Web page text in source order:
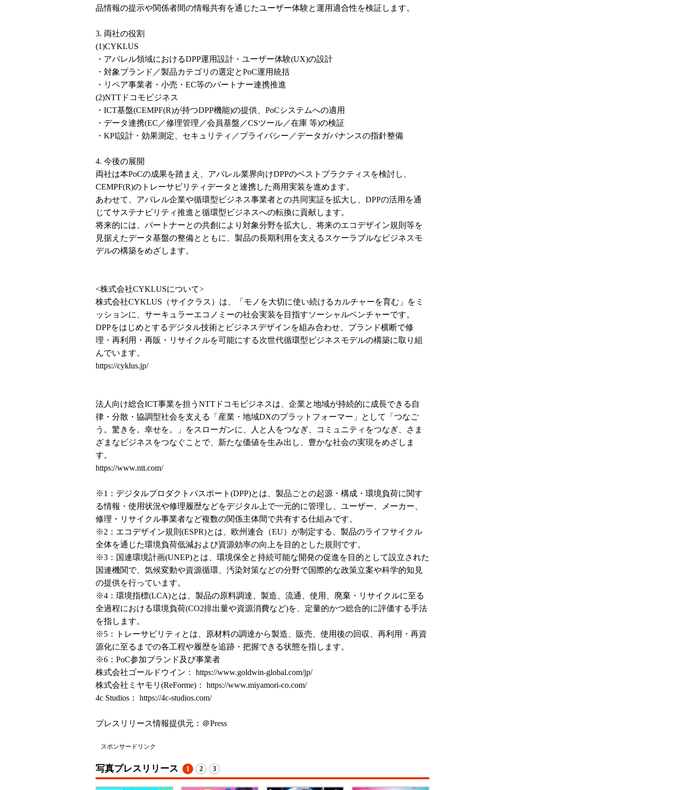
品情報の提示や関係者間の情報共有を通じたユーザー体験と運用適合性を検証します。
3. 両社の役割
(1)CYKLUS
・アパレル領域におけるDPP運用設計・ユーザー体験(UX)の設計
・対象ブランド／製品カテゴリの選定とPoC運用統括
・リペア事業者・小売・EC等のパートナー連携推進
(2)NTTドコモビジネス
・ICT基盤(CEMPF(R)が持つDPP機能)の提供、PoCシステムへの適用
・データ連携(EC／修理管理／会員基盤／CSツール／在庫 等)の検証
・KPI設計・効果測定、セキュリティ／プライバシー／データガバナンスの指針整備
4. 今後の展開
両社は本PoCの成果を踏まえ、アパレル業界向けDPPのベストプラクティスを検討し、
CEMPF(R)のトレーサビリティデータと連携した商用実装を進めます。
あわせて、アパレル企業や循環型ビジネス事業者との共同実証を拡大し、DPPの活用を通
じてサステナビリティ推進と循環型ビジネスへの転換に貢献します。
将来的には、パートナーとの共創により対象分野を拡大し、将来のエコデザイン規則等を
見据えたデータ基盤の整備とともに、製品の長期利用を支えるスケーラブルなビジネスモ
デルの構築をめざします。
<株式会社CYKLUSについて>
株式会社CYKLUS（サイクラス）は、「モノを大切に使い続けるカルチャーを育む」をミ
ッションに、サーキュラーエコノミーの社会実装を目指すソーシャルベンチャーです。
DPPをはじめとするデジタル技術とビジネスデザインを組み合わせ、ブランド横断で修
理・再利用・再販・リサイクルを可能にする次世代循環型ビジネスモデルの構築に取り組
んでいます。
https://cyklus.jp/
法人向け総合ICT事業を担うNTTドコモビジネスは、企業と地域が持続的に成長できる自
律・分散・協調型社会を支える「産業・地域DXのプラットフォーマー」として「つなご
う。驚きを。幸せを。」をスローガンに、人と人をつなぎ、コミュニティをつなぎ、さま
ざまなビジネスをつなぐことで、新たな価値を生み出し、豊かな社会の実現をめざしま
す。
https://www.ntt.com/
※1：デジタルプロダクトパスポート(DPP)とは、製品ごとの起源・構成・環境負荷に関す
る情報・使用状況や修理履歴などをデジタル上で一元的に管理し、ユーザー、メーカー、
修理・リサイクル事業者など複数の関係主体間で共有する仕組みです。
※2：エコデザイン規則(ESPR)とは、欧州連合（EU）が制定する、製品のライフサイクル
全体を通じた環境負荷低減および資源効率の向上を目的とした規則です。
※3：国連環境計画(UNEP)とは、環境保全と持続可能な開発の促進を目的として設立された
国連機関で、気候変動や資源循環、汚染対策などの分野で国際的な政策立案や科学的知見
の提供を行っています。
※4：環境指標(LCA)とは、製品の原料調達、製造、流通、使用、廃棄・リサイクルに至る
全過程における環境負荷(CO2排出量や資源消費など)を、定量的かつ総合的に評価する手法
を指します。
※5：トレーサビリティとは、原材料の調達から製造、販売、使用後の回収、再利用・再資
源化に至るまでの各工程や履歴を追跡・把握できる状態を指します。
※6：PoC参加ブランド及び事業者
株式会社ゴールドウイン： https://www.goldwin-global.com/jp/
株式会社ミヤモリ(ReForme)： https://www.miyamori-co.com/
4c Studios： https://4c-studios.com/
プレスリリース情報提供元： ＠Press
スポンサードリンク
写真プレスリリース 1 2 3